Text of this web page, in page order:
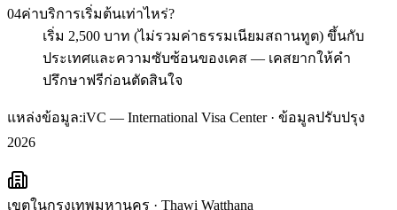
04ค่าบริการเริ่มต้นเท่าไหร่?
เริ่ม 2,500 บาท (ไม่รวมค่าธรรมเนียมสถานทูต) ขึ้นกับ
ประเทศและความซับซ้อนของเคส — เคสยากให้คำ
ปรึกษาฟรีก่อนตัดสินใจ
แหล่งข้อมูล:iVC — International Visa Center · ข้อมูลปรับปรุง
2026
เขตในกรุงเทพมหานคร · Thawi Watthana